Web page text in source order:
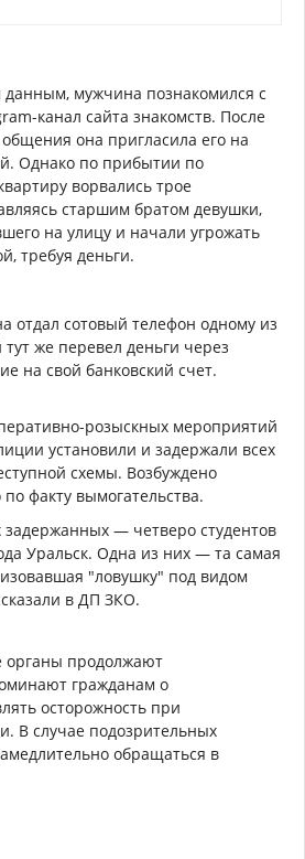
мужчина познакомился с
канал сайта знакомств. После
она пригласила его на
Однако по прибытии по
ворвались трое
старшим братом девушки,
на улицу и начали угрожать
требуя деньги.
отдал сотовый телефон одному из
же перевел деньги через
на свой банковский счет.
розыскных мероприятий
установили и задержали всех
схемы. Возбуждено
по факту вымогательства.
— четверо студентов
Уральск. Одна из них — та самая
"ловушку" под видом
в ДП ЗКО.
органы продолжают
гражданам о
осторожность при
В случае подозрительных
обращаться в